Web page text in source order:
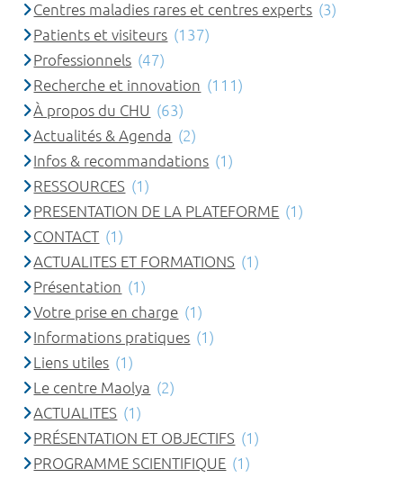
Centres maladies rares et centres experts (3)
Patients et visiteurs (137)
Professionnels (47)
Recherche et innovation (111)
À propos du CHU (63)
Actualités & Agenda (2)
Infos & recommandations (1)
RESSOURCES (1)
PRESENTATION DE LA PLATEFORME (1)
CONTACT (1)
ACTUALITES ET FORMATIONS (1)
Présentation (1)
Votre prise en charge (1)
Informations pratiques (1)
Liens utiles (1)
Le centre Maolya (2)
ACTUALITES (1)
PRÉSENTATION ET OBJECTIFS (1)
PROGRAMME SCIENTIFIQUE (1)